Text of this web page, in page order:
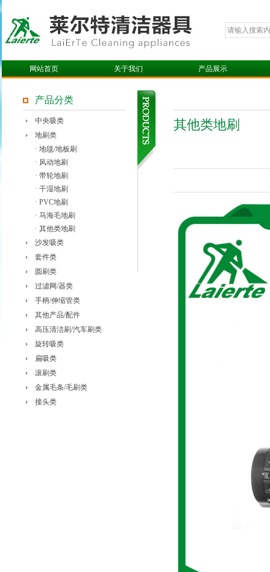
网站首页 关于我们 产品展示
产品分类
中央吸类
地刷类
· 地毯/地板刷
· 风动地刷
· 带轮地刷
· 干湿地刷
· PVC地刷
· 马海毛地刷
· 其他类地刷
沙发吸类
套件类
圆刷类
过滤网/器类
手柄/伸缩管类
其他产品/配件
高压清洁刷/汽车刷类
旋转吸类
扁吸类
滚刷类
金属毛条/毛刷类
接头类
其他类地刷